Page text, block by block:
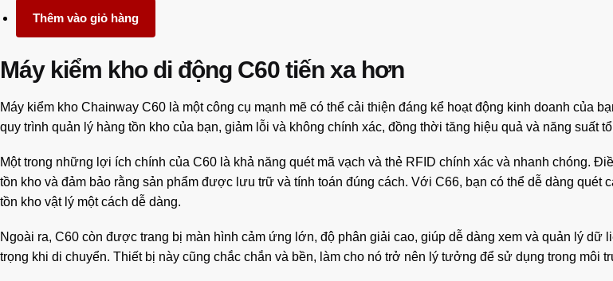
Thêm vào giỏ hàng
Máy kiểm kho di động C60 tiến xa hơn
Máy kiểm kho Chainway C60 là một công cụ mạnh mẽ có thể cải thiện đáng kể hoạt động kinh doanh của
quy trình quản lý hàng tồn kho của bạn, giảm lỗi và không chính xác, đồng thời tăng hiệu quả và năng suất
Một trong những lợi ích chính của C60 là khả năng quét mã vạch và thẻ RFID chính xác và nhanh chóng.
tồn kho và đảm bảo rằng sản phẩm được lưu trữ và tính toán đúng cách. Với C66, bạn có thể dễ dàng quét
tồn kho vật lý một cách dễ dàng.
Ngoài ra, C60 còn được trang bị màn hình cảm ứng lớn, độ phân giải cao, giúp dễ dàng xem và quản lý
trọng khi di chuyển. Thiết bị này cũng chắc chắn và bền, làm cho nó trở nên lý tưởng để sử dụng trong môi